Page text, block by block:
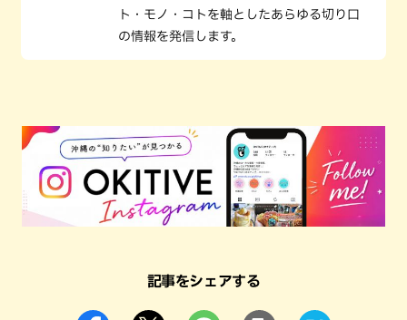
ト・モノ・コトを軸としたあらゆる切り口
の情報を発信します。
記事をシェアする